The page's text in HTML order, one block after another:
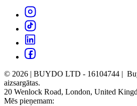
© 2026 | BUYDO LTD - 16104744 |
aizsargātas.
20 Wenlock Road, London, United
Mēs pieņemam: